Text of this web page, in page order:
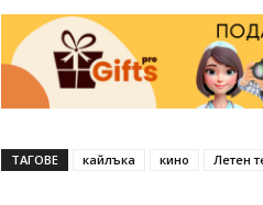
ТАГОВЕ кайлъка кино Летен